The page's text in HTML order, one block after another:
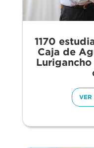
1170
Caja de
VER